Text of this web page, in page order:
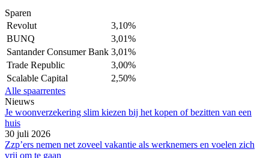
Sparen
Revolut
3,10%
BUNQ
3,01%
Santander Consumer Bank 3,01%
Trade Republic
3,00%
Scalable Capital
2,50%
Alle spaarrentes
Nieuws
Je woonverzekering slim kiezen bij het kopen of bezitten van een
huis
30 juli 2026
Zzp’ers nemen net zoveel vakantie als werknemers en voelen zich
vrij om te gaan